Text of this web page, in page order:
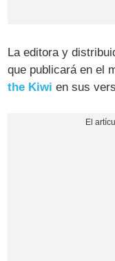
La editora y
que publicará en el
the Kiwi en sus